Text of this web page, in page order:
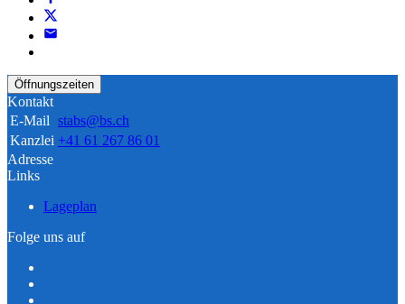
Öffnungszeiten
Kontakt
E-Mail stabs@bs.ch
Kanzlei +41 61 267 86 01
Adresse
Links
Lageplan
Folge uns auf